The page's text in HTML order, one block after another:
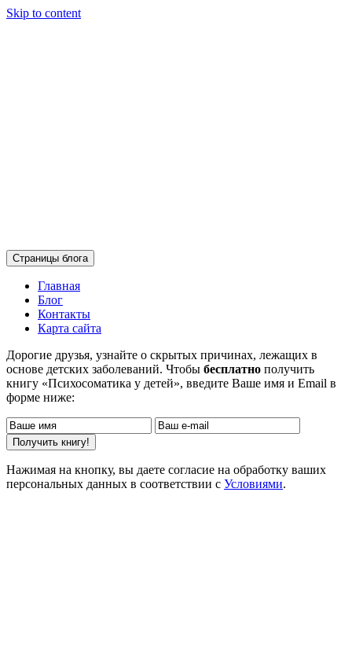
Skip to content
Страницы блога
Главная
Блог
Контакты
Карта сайта
Дорогие друзья, узнайте о скрытых причинах, лежащих в
основе детских заболеваний. Чтобы бесплатно получить
книгу «Психосоматика у детей», введите Ваше имя и Email в
форме ниже:
Нажимая на кнопку, вы даете согласие на обработку ваших
персональных данных в соответствии с Условиями.